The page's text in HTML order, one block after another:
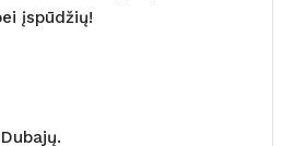
įspūdžių!